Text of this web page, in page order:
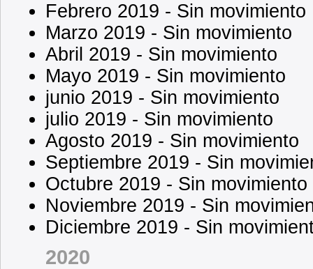
Febrero 2019 - Sin movimiento
Marzo 2019 - Sin movimiento
Abril 2019 - Sin movimiento
Mayo 2019 - Sin movimiento
junio 2019 - Sin movimiento
julio 2019 - Sin movimiento
Agosto 2019 - Sin movimiento
Septiembre 2019 - Sin
Octubre 2019 - Sin movimiento
Noviembre 2019 - Sin
Diciembre 2019 - Sin
2020